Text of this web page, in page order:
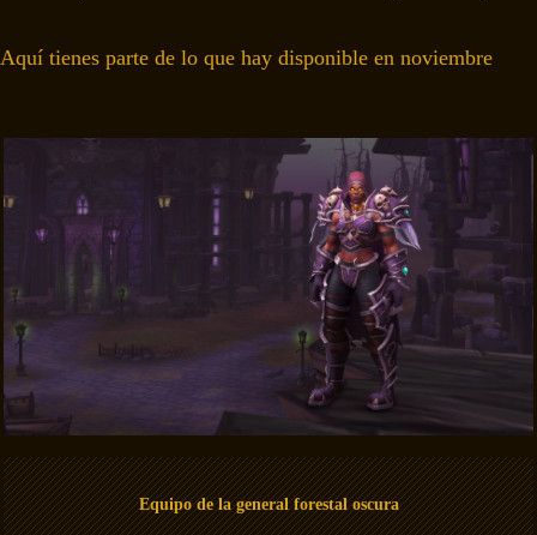
Aquí tienes parte de lo que hay disponible en noviembre
Equipo de la general forestal oscura